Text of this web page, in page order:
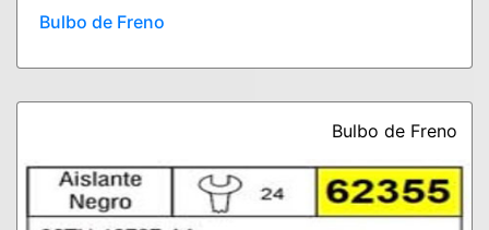
Bulbo de Freno
Bulbo de Freno